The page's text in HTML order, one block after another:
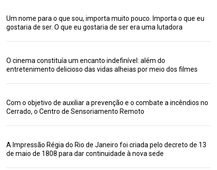
Um nome para o que sou, importa muito pouco. Importa o que eu
gostaria de ser. O que eu gostaria de ser era uma lutadora
O cinema constituía um encanto indefinível: além do
entretenimento delicioso das vidas alheias por meio dos filmes
Com o objetivo de auxiliar a prevenção e o combate a incêndios no
Cerrado, o Centro de Sensoriamento Remoto
A Impressão Régia do Rio de Janeiro foi criada pelo decreto de 13
de maio de 1808 para dar continuidade à nova sede